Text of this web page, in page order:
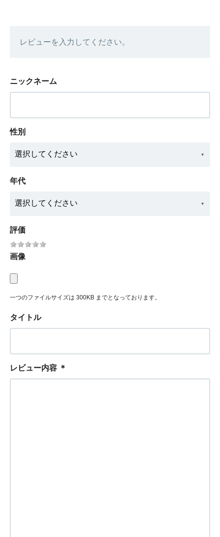
レビューを入力してください。
ニックネーム
性別
年代
評価
画像
一つのファイルサイズは 300KB までとなっております。
タイトル
レビュー内容 ＊